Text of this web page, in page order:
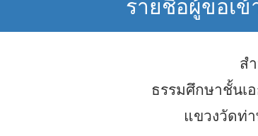
ส
ธรรมศึกษาชั้นเ
แขวงวัดท่